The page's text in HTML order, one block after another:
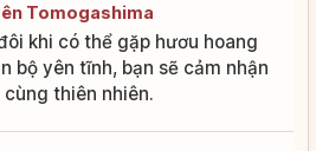
Tomogashima
khi có thể gặp hươu hoang
bộ yên tĩnh, bạn sẽ cảm nhận
thiên nhiên.